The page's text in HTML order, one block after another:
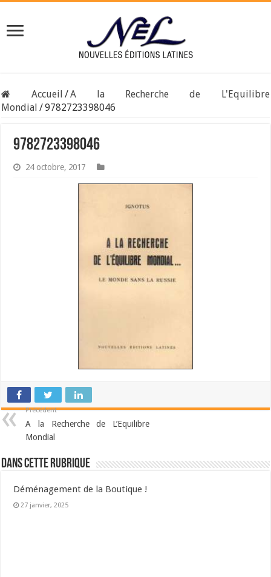
Accueil /A la Recherche de L'Equilibre
Mondial /9782723398046
9782723398046
24 octobre, 2017
Précédent
A la Recherche de L’Equilibre
Mondial
Dans cette Rubrique
Déménagement de la Boutique !
27 janvier, 2025